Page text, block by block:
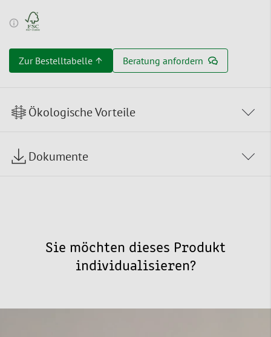
Zur Bestelltabelle ↑ Beratung anfordern
Ökologische Vorteile
Dokumente
Sie möchten dieses Produkt
individualisieren?